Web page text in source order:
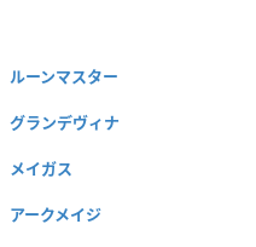
ルーンマスター
グランデヴィナ
メイガス
アークメイジ